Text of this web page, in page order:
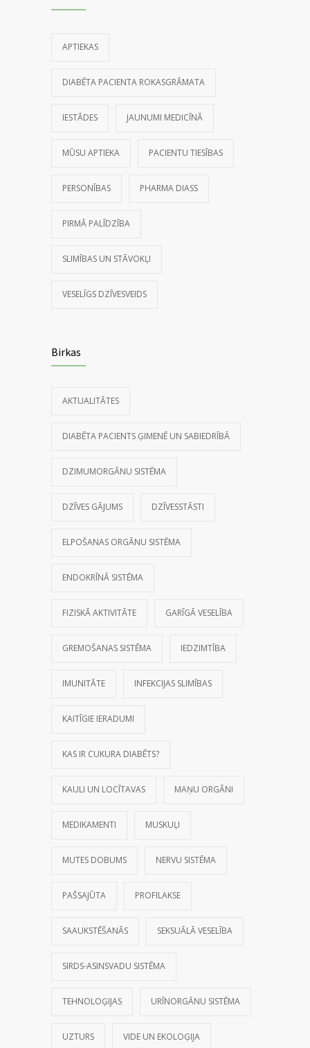
APTIEKAS
DIABĒTA PACIENTA ROKASGRĀMATA
IESTĀDES JAUNUMI MEDICĪNĀ
MŪSU APTIEKA PACIENTU TIESĪBAS
PERSONĪBAS PHARMA DIASS
PIRMĀ PALĪDZĪBA
SLIMĪBAS UN STĀVOKĻI
VESELĪGS DZĪVESVEIDS
Birkas
AKTUALITĀTES
DIABĒTA PACIENTS ĢIMENĒ UN SABIEDRĪBĀ
DZIMUMORGĀNU SISTĒMA
DZĪVES GĀJUMS DZĪVESSTĀSTI
ELPOŠANAS ORGĀNU SISTĒMA
ENDOKRĪNĀ SISTĒMA
FIZISKĀ AKTIVITĀTE GARĪGĀ VESELĪBA
GREMOŠANAS SISTĒMA IEDZIMTĪBA
IMUNITĀTE INFEKCIJAS SLIMĪBAS
KAITĪGIE IERADUMI
KAS IR CUKURA DIABĒTS?
KAULI UN LOCĪTAVAS MAŅU ORGĀNI
MEDIKAMENTI MUSKUĻI
MUTES DOBUMS NERVU SISTĒMA
PAŠSAJŪTA PROFILAKSE
SAAUKSTĒŠANĀS SEKSUĀLĀ VESELĪBA
SIRDS-ASINSVADU SISTĒMA
TEHNOLOĢIJAS URĪNORGĀNU SISTĒMA
UZTURS VIDE UN EKOLOĢIJA